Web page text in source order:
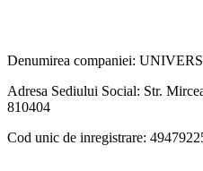
Denumirea companiei:
Adresa Sediului Social: Str.
810404
Cod unic de inregistrare: